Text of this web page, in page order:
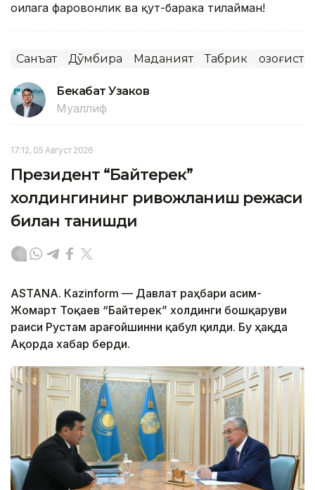
оилага фаровонлик ва қут-барака тилайман!
Санъат Дўмбира Маданият Табрик
Бекабат Узаков
Муаллиф
17:12, 05 Август 2026
Президент “Байтерек”
холдингининг ривожланиш режаси
билан танишди
ASTANА. Каzinform — Давлат раҳбари Қасим-
Жомарт Тоқаев “Байтерек” холдинги бошқаруви
раиси Рустам Қарағойшинни қабул қилди. Бу ҳақда
Ақорда хабар берди.